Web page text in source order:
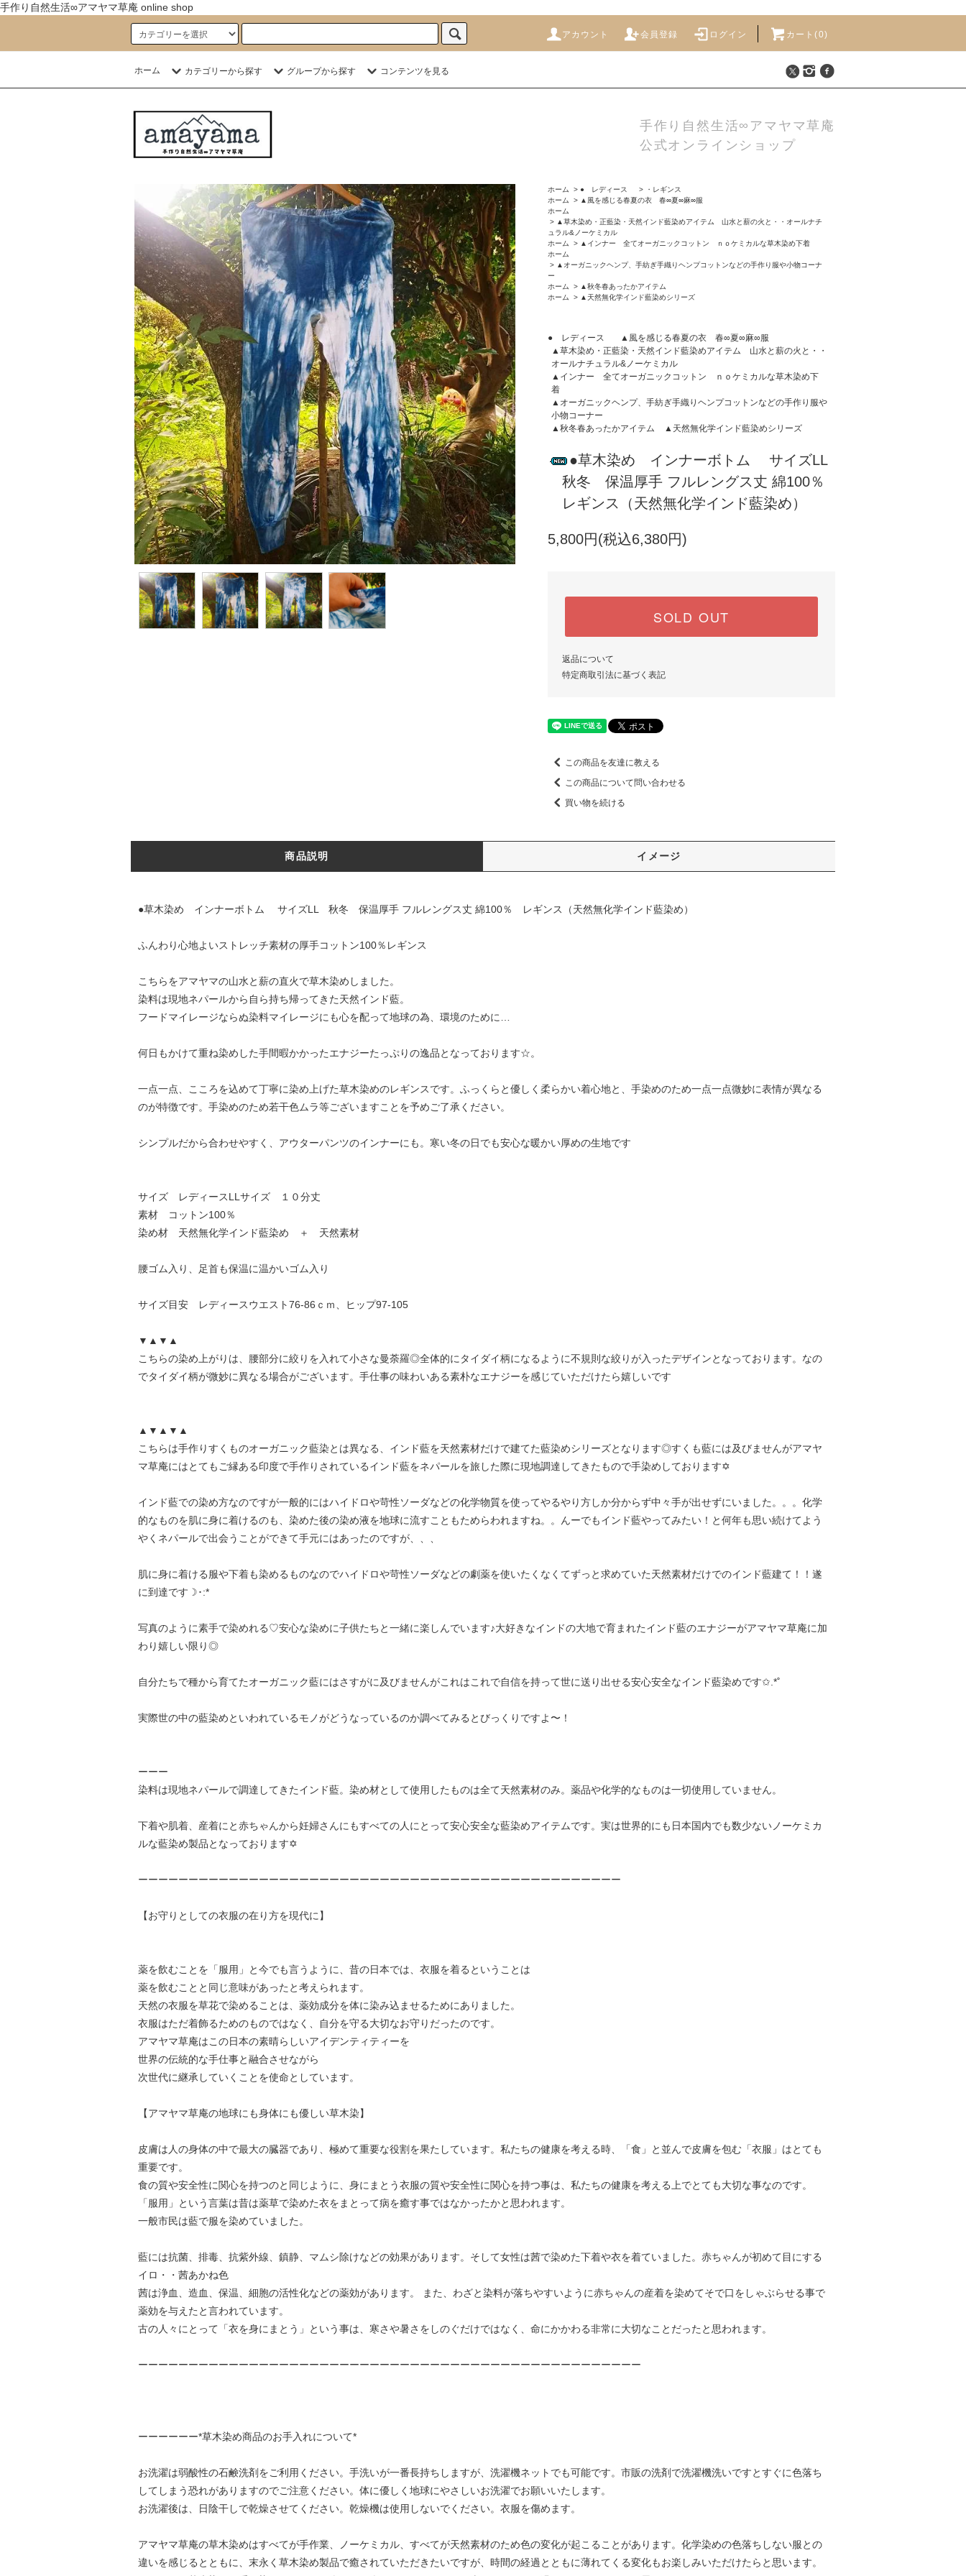
手作り自然生活∞アマヤマ草庵 online shop
アカウント 会員登録 ログイン カート(0)
ホーム カテゴリーから探す グループから探す コンテンツを見る
手作り自然生活∞アマヤマ草庵
公式オンラインショップ
ホーム > ● レディース >
・レギンス
ホーム
> ▲風を感じる春夏の衣 春∞夏∞麻∞服
ホーム
> ▲草木染め・正藍染・天然インド藍染めアイテム 山水と薪の火と・・オールナチ
ュラル&ノーケミカル
ホーム
> ▲インナー 全てオーガニックコットン ｎｏケミカルな草木染め下着
ホーム
> ▲オーガニックヘンプ、手紡ぎ手織りヘンプコットンなどの手作り服や小物コーナ
ー
ホーム
> ▲秋冬春あったかアイテム
ホーム
> ▲天然無化学インド藍染めシリーズ
● レディース
▲風を感じる春夏の衣 春∞夏∞麻∞服
▲草木染め・正藍染・天然インド藍染めアイテム 山水と薪の火と・・
オールナチュラル&ノーケミカル
▲インナー 全てオーガニックコットン ｎｏケミカルな草木染め下
着
▲オーガニックヘンプ、手紡ぎ手織りヘンプコットンなどの手作り服や
小物コーナー
▲秋冬春あったかアイテム
▲天然無化学インド藍染めシリーズ
●草木染め インナーボトム サイズLL
秋冬 保温厚手 フルレングス丈 綿100％
レギンス（天然無化学インド藍染め）
5,800円(税込6,380円)
SOLD OUT
返品について
特定商取引法に基づく表記
この商品を友達に教える
この商品について問い合わせる
買い物を続ける
商品説明 イメージ
●草木染め インナーボトム サイズLL 秋冬 保温厚手 フルレングス丈 綿100％ レギンス（天然無化学インド藍染め）
ふんわり心地よいストレッチ素材の厚手コットン100％レギンス
こちらをアマヤマの山水と薪の直火で草木染めしました。
染料は現地ネパールから自ら持ち帰ってきた天然インド藍。
フードマイレージならぬ染料マイレージにも心を配って地球の為、環境のために…
何日もかけて重ね染めした手間暇かかったエナジーたっぷりの逸品となっております☆。
一点一点、こころを込めて丁寧に染め上げた草木染めのレギンスです。ふっくらと優しく柔らかい着心地と、手染めのため一点一点微妙に表情が異なる
のが特徴です。手染めのため若干色ムラ等ございますことを予めご了承ください。
シンプルだから合わせやすく、アウターパンツのインナーにも。寒い冬の日でも安心な暖かい厚めの生地です
サイズ レディースLLサイズ １０分丈
素材 コットン100％
染め材 天然無化学インド藍染め ＋ 天然素材
腰ゴム入り、足首も保温に温かいゴム入り
サイズ目安 レディースウエスト76-86ｃｍ、ヒップ97-105
▼▲▼▲
こちらの染め上がりは、腰部分に絞りを入れて小さな曼荼羅◎全体的にタイダイ柄になるように不規則な絞りが入ったデザインとなっております。なの
でタイダイ柄が微妙に異なる場合がございます。手仕事の味わいある素朴なエナジーを感じていただけたら嬉しいです
▲▼▲▼▲
こちらは手作りすくものオーガニック藍染とは異なる、インド藍を天然素材だけで建てた藍染めシリーズとなります◎すくも藍には及びませんがアマヤ
マ草庵にはとてもご縁ある印度で手作りされているインド藍をネパールを旅した際に現地調達してきたもので手染めしております✡
インド藍での染め方なのですが一般的にはハイドロや苛性ソーダなどの化学物質を使ってやるやり方しか分からず中々手が出せずにいました。。。化学
的なものを肌に身に着けるのも、染めた後の染め液を地球に流すこともためらわれますね。。んーでもインド藍やってみたい！と何年も思い続けてよう
やくネパールで出会うことができて手元にはあったのですが、、、
肌に身に着ける服や下着も染めるものなのでハイドロや苛性ソーダなどの劇薬を使いたくなくてずっと求めていた天然素材だけでのインド藍建て！！遂
に到達です☽･:*
写真のように素手で染めれる♡安心な染めに子供たちと一緒に楽しんでいます♪大好きなインドの大地で育まれたインド藍のエナジーがアマヤマ草庵に加
わり嬉しい限り◎
自分たちで種から育てたオーガニック藍にはさすがに及びませんがこれはこれで自信を持って世に送り出せる安心安全なインド藍染めです✩.*˚
実際世の中の藍染めといわれているモノがどうなっているのか調べてみるとびっくりですよ〜！
ーーー
染料は現地ネパールで調達してきたインド藍。染め材として使用したものは全て天然素材のみ。薬品や化学的なものは一切使用していません。
下着や肌着、産着にと赤ちゃんから妊婦さんにもすべての人にとって安心安全な藍染めアイテムです。実は世界的にも日本国内でも数少ないノーケミカ
ルな藍染め製品となっております✡
ーーーーーーーーーーーーーーーーーーーーーーーーーーーーーーーーーーーーーーーーーーーーーーーー
【お守りとしての衣服の在り方を現代に】
薬を飲むことを「服用」と今でも言うように、昔の日本では、衣服を着るということは
薬を飲むことと同じ意味があったと考えられます。
天然の衣服を草花で染めることは、薬効成分を体に染み込ませるためにありました。
衣服はただ着飾るためのものではなく、自分を守る大切なお守りだったのです。
アマヤマ草庵はこの日本の素晴らしいアイデンティティーを
世界の伝統的な手仕事と融合させながら
次世代に継承していくことを使命としています。
【アマヤマ草庵の地球にも身体にも優しい草木染】
皮膚は人の身体の中で最大の臓器であり、極めて重要な役割を果たしています。私たちの健康を考える時、「食」と並んで皮膚を包む「衣服」はとても
重要です。
食の質や安全性に関心を持つのと同じように、身にまとう衣服の質や安全性に関心を持つ事は、私たちの健康を考える上でとても大切な事なのです。
「服用」という言葉は昔は薬草で染めた衣をまとって病を癒す事ではなかったかと思われます。
一般市民は藍で服を染めていました。
藍には抗菌、排毒、抗紫外線、鎮静、マムシ除けなどの効果があります。そして女性は茜で染めた下着や衣を着ていました。赤ちゃんが初めて目にする
イロ・・茜あかね色
茜は浄血、造血、保温、細胞の活性化などの薬効があります。 また、わざと染料が落ちやすいように赤ちゃんの産着を染めてそで口をしゃぶらせる事で
薬効を与えたと言われています。
古の人々にとって「衣を身にまとう」という事は、寒さや暑さをしのぐだけではなく、命にかかわる非常に大切なことだったと思われます。
ーーーーーーーーーーーーーーーーーーーーーーーーーーーーーーーーーーーーーーーーーーーーーーーーーー
ーーーーーー*草木染め商品のお手入れについて*
お洗濯は弱酸性の石鹸洗剤をご利用ください。手洗いが一番長持ちしますが、洗濯機ネットでも可能です。市販の洗剤で洗濯機洗いですとすぐに色落ち
してしまう恐れがありますのでご注意ください。体に優しく地球にやさしいお洗濯でお願いいたします。
お洗濯後は、日陰干しで乾燥させてください。乾燥機は使用しないでください。衣服を傷めます。
アマヤマ草庵の草木染めはすべてが手作業、ノーケミカル、すべてが天然素材のため色の変化が起こることがあります。化学染めの色落ちしない服との
違いを感じるとともに、末永く草木染め製品で癒されていただきたいですが、時間の経過とともに薄れてくる変化もお楽しみいただけたらと思います。